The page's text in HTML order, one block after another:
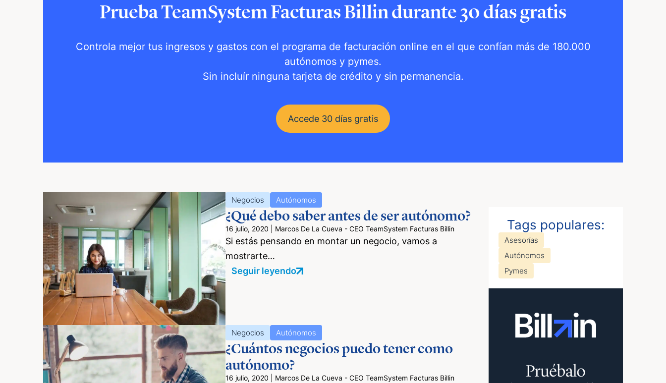
Prueba TeamSystem Facturas Billin durante 30 días gratis
Controla mejor tus ingresos y gastos con el programa de facturación online en el que confían más de 180.000
autónomos y pymes.
Sin incluír ninguna tarjeta de crédito y sin permanencia.
Accede 30 días gratis
Negocios Autónomos
¿Qué debo saber antes de ser autónomo?
16 julio, 2020 Marcos De La Cueva - CEO TeamSystem Facturas Billin
Si estás pensando en montar un negocio, vamos a
mostrarte…
Seguir leyendo
Negocios Autónomos
¿Cuántos negocios puedo tener como
autónomo?
16 julio, 2020 Marcos De La Cueva - CEO TeamSystem Facturas Billin
Tags populares:
Asesorías
Autónomos
Pymes